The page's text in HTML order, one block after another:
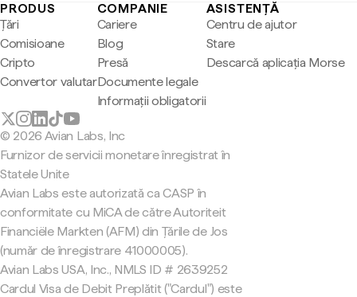
PRODUS
Țări
Comisioane
Cripto
Convertor valutar
COMPANIE
Cariere
Blog
Presă
Documente legale
Informații obligatorii
ASISTENȚĂ
Centru de ajutor
Stare
Descarcă aplicația Morse
© 2026 Avian Labs, Inc
Furnizor de servicii monetare înregistrat în
Statele Unite
Avian Labs este autorizată ca CASP în
conformitate cu MiCA de către Autoriteit
Financiële Markten (AFM) din Țările de Jos
(număr de înregistrare 41000005).
Avian Labs USA, Inc., NMLS ID # 2639252
Cardul Visa de Debit Preplătit ("Cardul") este